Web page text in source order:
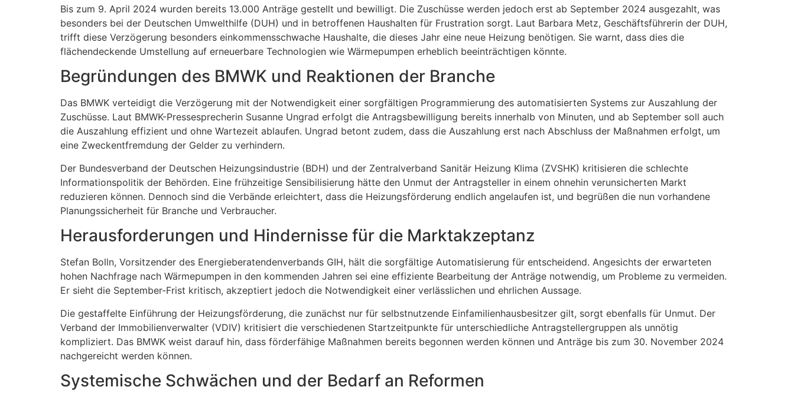
Bis zum 9. April 2024 wurden bereits 13.000 Anträge gestellt und bewilligt. Die Zuschüsse werden jedoch erst ab September 2024 ausgezahlt, was
besonders bei der Deutschen Umwelthilfe (DUH) und in betroffenen Haushalten für Frustration sorgt. Laut Barbara Metz, Geschäftsführerin der DUH,
trifft diese Verzögerung besonders einkommensschwache Haushalte, die dieses Jahr eine neue Heizung benötigen. Sie warnt, dass dies die
flächendeckende Umstellung auf erneuerbare Technologien wie Wärmepumpen erheblich beeinträchtigen könnte.
Begründungen des BMWK und Reaktionen der Branche
Das BMWK verteidigt die Verzögerung mit der Notwendigkeit einer sorgfältigen Programmierung des automatisierten Systems zur Auszahlung der
Zuschüsse. Laut BMWK-Pressesprecherin Susanne Ungrad erfolgt die Antragsbewilligung bereits innerhalb von Minuten, und ab September soll auch
die Auszahlung effizient und ohne Wartezeit ablaufen. Ungrad betont zudem, dass die Auszahlung erst nach Abschluss der Maßnahmen erfolgt, um
eine Zweckentfremdung der Gelder zu verhindern.
Der Bundesverband der Deutschen Heizungsindustrie (BDH) und der Zentralverband Sanitär Heizung Klima (ZVSHK) kritisieren die schlechte
Informationspolitik der Behörden. Eine frühzeitige Sensibilisierung hätte den Unmut der Antragsteller in einem ohnehin verunsicherten Markt
reduzieren können. Dennoch sind die Verbände erleichtert, dass die Heizungsförderung endlich angelaufen ist, und begrüßen die nun vorhandene
Planungssicherheit für Branche und Verbraucher.
Herausforderungen und Hindernisse für die Marktakzeptanz
Stefan Bolln, Vorsitzender des Energieberatendenverbands GIH, hält die sorgfältige Automatisierung für entscheidend. Angesichts der erwarteten
hohen Nachfrage nach Wärmepumpen in den kommenden Jahren sei eine effiziente Bearbeitung der Anträge notwendig, um Probleme zu vermeiden.
Er sieht die September-Frist kritisch, akzeptiert jedoch die Notwendigkeit einer verlässlichen und ehrlichen Aussage.
Die gestaffelte Einführung der Heizungsförderung, die zunächst nur für selbstnutzende Einfamilienhausbesitzer gilt, sorgt ebenfalls für Unmut. Der
Verband der Immobilienverwalter (VDIV) kritisiert die verschiedenen Startzeitpunkte für unterschiedliche Antragstellergruppen als unnötig
kompliziert. Das BMWK weist darauf hin, dass förderfähige Maßnahmen bereits begonnen werden können und Anträge bis zum 30. November 2024
nachgereicht werden können.
Systemische Schwächen und der Bedarf an Reformen